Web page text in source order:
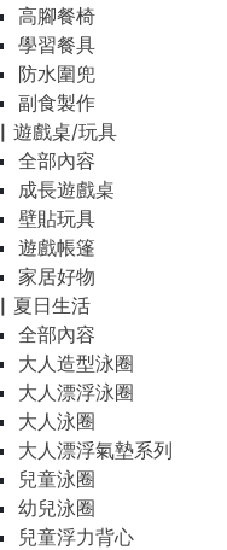
高腳餐椅
學習餐具
防水圍兜
副食製作
▏遊戲桌/玩具
全部內容
成長遊戲桌
壁貼玩具
遊戲帳篷
家居好物
▏夏日生活
全部內容
大人造型泳圈
大人漂浮泳圈
大人泳圈
大人漂浮氣墊系列
兒童泳圈
幼兒泳圈
兒童浮力背心